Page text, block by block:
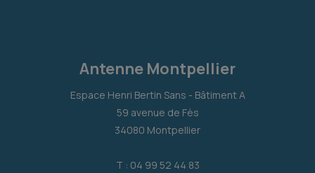
Antenne Montpellier
Espace Henri Bertin Sans - Bâtiment A
59 avenue de Fès
34080 Montpellier
T : 04 99 52 44 83